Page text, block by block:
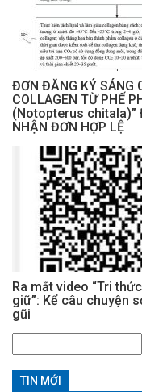
ĐƠN ĐĂNG KÝ SÁNG
COLLAGEN TỪ PHẾ
(Notopterus chitala)”
NHẬN ĐƠN HỢP LỆ
Ra mắt video “Tri
giữ”: Kể câu chuyện
gũi
kiếm
cho:
TIN MỚI